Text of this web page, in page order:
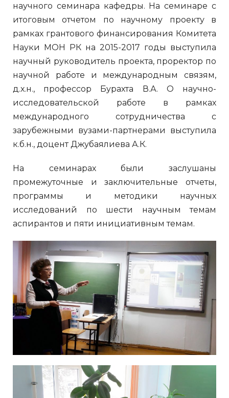
научного семинара кафедры. На семинаре с
итоговым отчетом по научному проекту в
рамках грантового финансирования Комитета
Науки МОН РК на 2015-2017 годы выступила
научный руководитель проекта, проректор по
научной работе и международным связям,
д.х.н., профессор Бурахта В.А. О научно-
исследовательской работе в рамках
международного сотрудничества с
зарубежными вузами-партнерами выступила
к.б.н., доцент Джубаялиева А.К.
На семинарах были заслушаны
промежуточные и заключительные отчеты,
программы и методики научных
исследований по шести научным темам
аспирантов и пяти инициативным темам.